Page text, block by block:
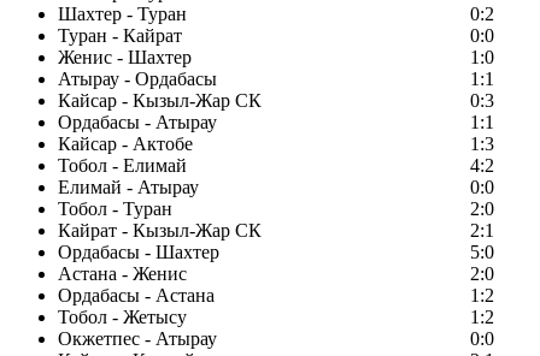
Шахтер - Туран
0:2
Туран - Кайрат
0:0
Женис - Шахтер
1:0
Атырау - Ордабасы
1:1
Кайсар - Кызыл-Жар СК
0:3
Ордабасы - Атырау
1:1
Кайсар - Актобе
1:3
Тобол - Елимай
4:2
Елимай - Атырау
0:0
Тобол - Туран
2:0
Кайрат - Кызыл-Жар СК
2:1
Ордабасы - Шахтер
5:0
Астана - Женис
2:0
Ордабасы - Астана
1:2
Тобол - Жетысу
1:2
Окжетпес - Атырау
0:0